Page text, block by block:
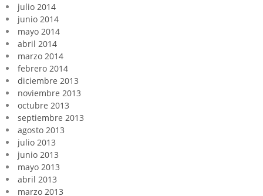
julio 2014
junio 2014
mayo 2014
abril 2014
marzo 2014
febrero 2014
diciembre 2013
noviembre 2013
octubre 2013
septiembre 2013
agosto 2013
julio 2013
junio 2013
mayo 2013
abril 2013
marzo 2013